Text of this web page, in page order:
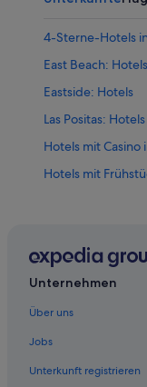
4-Sterne-Hotels
East Beach: Hotels
Eastside: Hotels
Las Positas: Hotels
Hotels mit
Hotels mit
Luxus in Montecito
Hotels mit
Montecito: Hotels
Hotels nahe Santa
Boutique- in Santa
Unternehmen
Über uns
Jobs
Unterkunft registrieren